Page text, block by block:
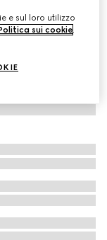
e sul loro utilizzo
sui cookie.